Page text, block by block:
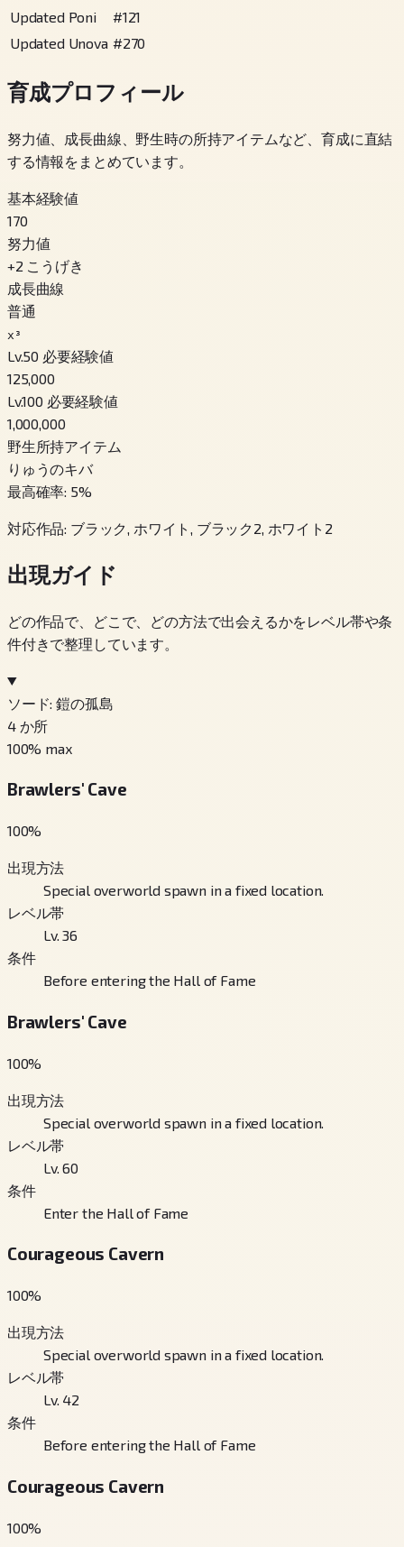
Updated Poni #121
Updated Unova #270
育成プロフィール
努力値、成長曲線、野生時の所持アイテムなど、育成に直結
する情報をまとめています。
基本経験値
170
努力値
+2 こうげき
成長曲線
普通
x³
Lv.50 必要経験値
125,000
Lv.100 必要経験値
1,000,000
野生所持アイテム
りゅうのキバ
最高確率: 5%
対応作品: ブラック, ホワイト, ブラック2, ホワイト2
出現ガイド
どの作品で、どこで、どの方法で出会えるかをレベル帯や条
件付きで整理しています。
ソード: 鎧の孤島
4 か所
100% max
Brawlers' Cave
100%
出現方法
Special overworld spawn in a fixed location.
レベル帯
Lv. 36
条件
Before entering the Hall of Fame
Brawlers' Cave
100%
出現方法
Special overworld spawn in a fixed location.
レベル帯
Lv. 60
条件
Enter the Hall of Fame
Courageous Cavern
100%
出現方法
Special overworld spawn in a fixed location.
レベル帯
Lv. 42
条件
Before entering the Hall of Fame
Courageous Cavern
100%